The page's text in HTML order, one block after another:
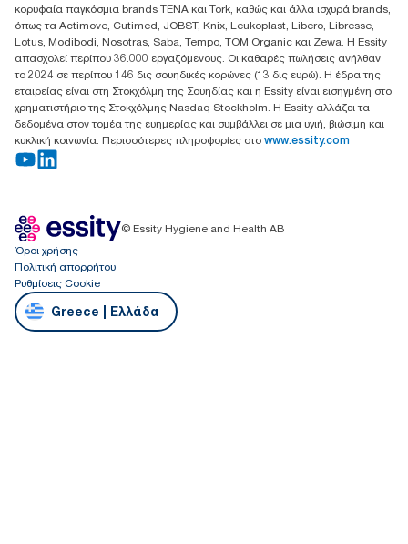
κορυφαία παγκόσμια brands TENA και Tork, καθώς και άλλα ισχυρά brands,
όπως τα Actimove, Cutimed, JOBST, Knix, Leukoplast, Libero, Libresse,
Lotus, Modibodi, Nosotras, Saba, Tempo, TOM Organic και Zewa. Η Essity
απασχολεί περίπου 36.000 εργαζόμενους. Οι καθαρές πωλήσεις ανήλθαν
το 2024 σε περίπου 146 δις σουηδικές κορώνες (13 δις ευρώ). Η έδρα της
εταιρείας είναι στη Στοκχόλμη της Σουηδίας και η Essity είναι εισηγμένη στο
χρηματιστήριο της Στοκχόλμης Nasdaq Stockholm. Η Essity αλλάζει τα
δεδομένα στον τομέα της ευημερίας και συμβάλλει σε μια υγιή, βιώσιμη και
κυκλική κοινωνία. Περισσότερες πληροφορίες στο www.essity.com
© Essity Hygiene and Health AB
Όροι χρήσης
Πολιτική απορρήτου
Ρυθμίσεις Cookie
Greece | Ελλάδα